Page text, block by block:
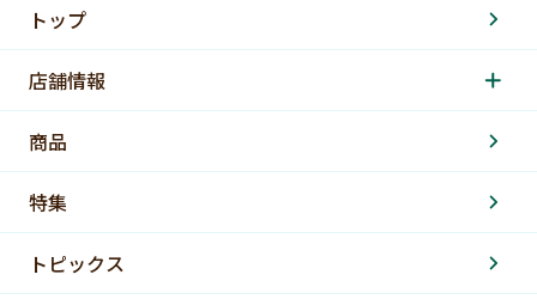
トップ
店舗情報
商品
特集
トピックス